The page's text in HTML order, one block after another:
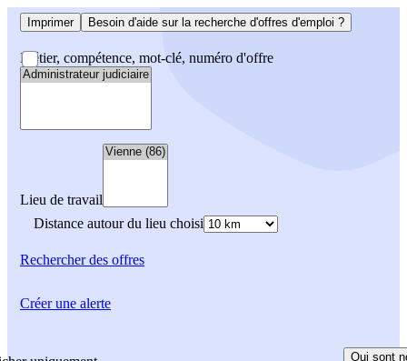
Imprimer Besoin d'aide sur la recherche d'offres d'emploi ?
Métier, compétence, mot-clé, numéro d'offre
Lieu de travail
Distance autour du lieu choisi
Rechercherdes offres
Qui sont
Créer une alerte